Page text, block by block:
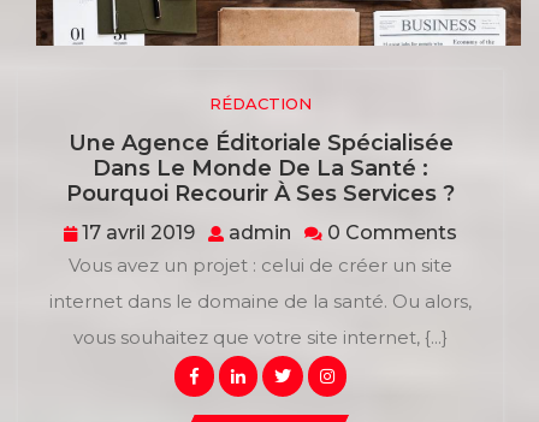
RÉDACTION
Une Agence Éditoriale Spécialisée
Dans Le Monde De La Santé :
Pourquoi Recourir À Ses Services ?Une
Dans
Le
17 avril 2019 17
avril
2019
admin admin
0 Comments
Vous avez un projet : celui de créer un site
internet dans le domaine de la santé. Ou alors,
vous souhaitez que votre site internet, {...}
Facebook
Linkedin
TwitterInstagram